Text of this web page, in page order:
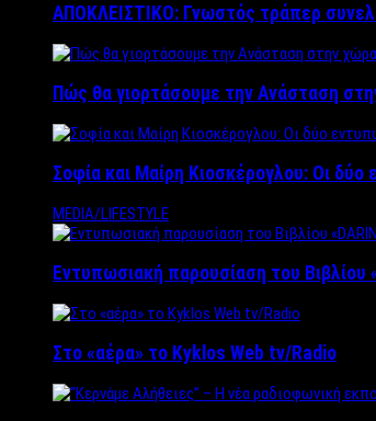
ΑΠΟΚΛΕΙΣΤΙΚΟ: Γνωστός τράπερ
Πώς θα γιορτάσουμε την Ανάσταση
Σοφία και Μαίρη Κιοσκέρογλου: Οι
MEDIA/LIFESTYLE
Εντυπωσιακή παρουσίαση του
Στο «αέρα» το Kyklos Web tv/Radio